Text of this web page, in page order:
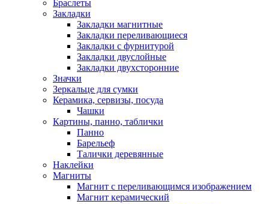
Браслеты
Закладки
Закладки магнитные
Закладки переливающиеся
Закладки с фурнитурой
Закладки двуслойные
Закладки двухсторонние
Значки
Зеркальце для сумки
Керамика, сервизы, посуда
Чашки
Картины, панно, таблички
Панно
Барельеф
Талички деревянные
Наклейки
Магниты
Магнит с переливающимся изображением
Магнит керамический